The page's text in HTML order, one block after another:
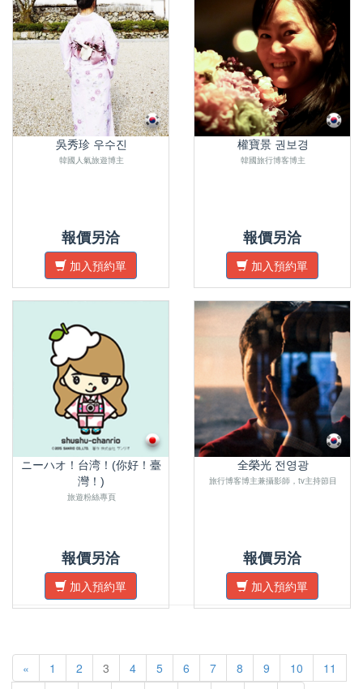
吳秀珍 우수진
韓國人氣旅遊博主
報價另洽
加入預約單
權寶景 권보경
韓國旅行博客博主
報價另洽
加入預約單
ニーハオ！台湾！(你好！臺
灣！)
旅遊粉絲專頁
報價另洽
加入預約單
全榮光 전영광
旅行博客博主兼攝影師，tv主持節目
報價另洽
加入預約單
« 1 2 3 4 5 6 7 8 9 10
11